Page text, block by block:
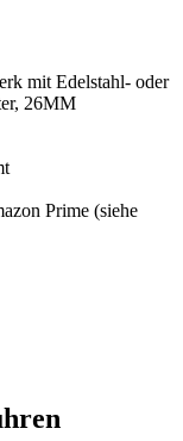
mit Edelstahl- oder
26MM
Prime (siehe